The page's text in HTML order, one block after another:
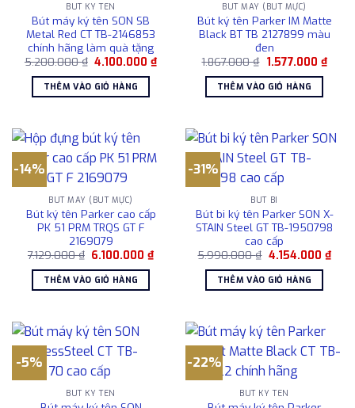
BÚT KÝ TÊN
Bút máy ký tên SON SB
Metal Red CT TB-2146853
chính hãng làm quà tặng
5.200.000₫ Giá
là:
5.200.000 ₫.
4.100.000₫Giá
hiện
4.100.000 ₫.
THÊM VÀO GIỎ HÀNG
BÚT MÁY (BÚT MỰC)
Bút ký tên Parker IM Matte
Black BT TB 2127899 màu
đen
1.867.000₫ Giá
là:
1.867.000 ₫.
1.577.000 ₫Giá
hiện
THÊM VÀO GIỎ HÀNG
-14%
BÚT MÁY (BÚT MỰC)
Bút ký tên Parker cao cấp
PK 51 PRM TRQS GT F
2169079
7.129.000₫ Giá
là:
7.129.000 ₫.
6.100.000₫Giá
hiện
6.100.000 ₫.
THÊM VÀO GIỎ HÀNG
-31%
BÚT BI
Bút bi ký tên Parker SON X-
STAIN Steel GT TB-1950798
cao cấp
5.990.000₫ Giá
là:
5.990.000 ₫.
4.154.000 ₫Giá
hiện
THÊM VÀO GIỎ HÀNG
-5%
BÚT KÝ TÊN
-22%
BÚT KÝ TÊN